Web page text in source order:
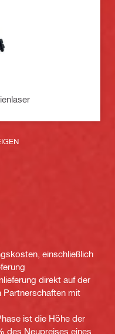
einschließlich
direkt auf der
Partnerschaften mit
ist die Höhe der
des Neupreises eines